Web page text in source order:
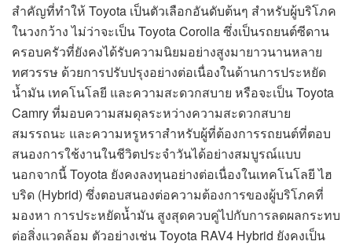
สำคัญที่ทำให้ Toyota เป็นตัวเลือกอันดับต้นๆ สำหรับผู้บริโภค
ในวงกว้าง ไม่ว่าจะเป็น Toyota Corolla ซึ่งเป็นรถยนต์ซีดาน
ครอบครัวที่ยังคงได้รับความนิยมอย่างสูงมายาวนานหลาย
ทศวรรษ ด้วยการปรับปรุงอย่างต่อเนื่องในด้านการประหยัด
น้ำมัน เทคโนโลยี และความสะดวกสบาย หรือจะเป็น Toyota
Camry ที่มอบความสมดุลระหว่างความสะดวกสบาย
สมรรถนะ และความหรูหราสำหรับผู้ที่ต้องการรถยนต์ที่ตอบ
สนองการใช้งานในชีวิตประจำวันได้อย่างสมบูรณ์แบบ
นอกจากนี้ Toyota ยังคงลงทุนอย่างต่อเนื่องในเทคโนโลยี ไฮ
บริด (Hybrid) ซึ่งตอบสนองต่อความต้องการของผู้บริโภคที่
มองหา การประหยัดน้ำมัน สูงสุดควบคู่ไปกับการลดผลกระทบ
ต่อสิ่งแวดล้อม ตัวอย่างเช่น Toyota RAV4 Hybrid ยังคงเป็น